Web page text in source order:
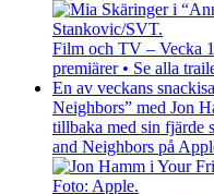
Film och TV – Vecka
premiärer • Se alla
En av veckans
Neighbors” med Jon
tillbaka med sin fjärde
and Neighbors på